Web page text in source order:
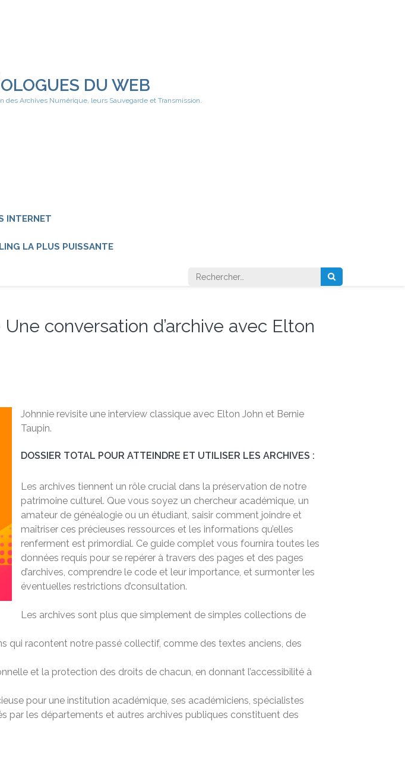
DU WEB
des Archives Numérique, leurs Sauvegarde et Transmission.
INTERNET
LA PLUS PUISSANTE
Rechercher :
conversation d’archive avec Elton
Johnnie revisite une interview classique avec Elton John et Bernie
Taupin.
DOSSIER TOTAL POUR ATTEINDRE ET UTILISER LES ARCHIVES :
Les archives tiennent un rôle crucial dans la préservation de notre
patrimoine culturel. Que vous soyez un chercheur académique, un
amateur de généalogie ou un étudiant, saisir comment joindre et
maîtriser ces précieuses ressources et les informations qu’elles
renferment est primordial. Ce guide complet vous fournira toutes les
données requis pour se repérer à travers des pages et des pages
d’archives, comprendre le code et leur importance, et surmonter les
éventuelles restrictions d’consultation.
Les archives sont plus que simplement de simples collections de
qui racontent notre passé collectif, comme des textes anciens, des
et la protection des droits de chacun, en donnant l’accessibilité à
pour une institution académique, ses académiciens, spécialistes
par les départements et autres archives publiques constituent des